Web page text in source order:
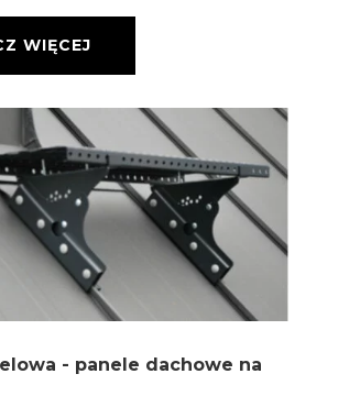
WIĘCEJ
- panele dachowe na